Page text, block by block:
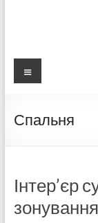
Меню
Спальня
Інтер’єр